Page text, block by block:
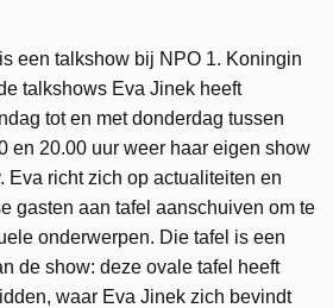
een talkshow bij NPO 1. Koningin
talkshows Eva Jinek heeft
tot en met donderdag tussen
en 20.00 uur weer haar eigen show
Eva richt zich op actualiteiten en
gasten aan tafel aanschuiven om te
onderwerpen. Die tafel is een
de show: deze ovale tafel heeft
waar Eva Jinek zich bevindt